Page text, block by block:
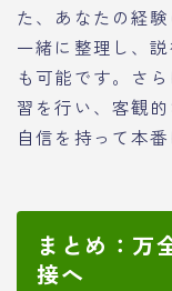
た、あなたの経
一緒に整理し、
も可能です。さ
習を行い、客観
自信を持って本
まとめ：万
接へ